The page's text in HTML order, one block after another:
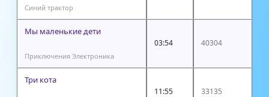
Синий трактор
Мы маленькие дети
Приключения Электроника
03:54 40304
Три кота
11:55 33135